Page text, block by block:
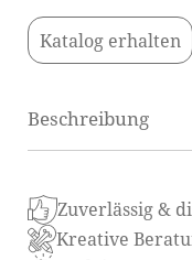
Katalog erhalten
Beschreibung
Der Stehtisch
das Natürlichkeit,
strukturelle
Zuverlässig &
Kreative